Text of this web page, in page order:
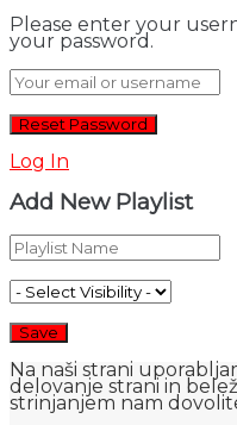
Please enter your
your password.
Log In
Add New Playlist
Na naši strani
delovanje strani in
strinjanjem nam